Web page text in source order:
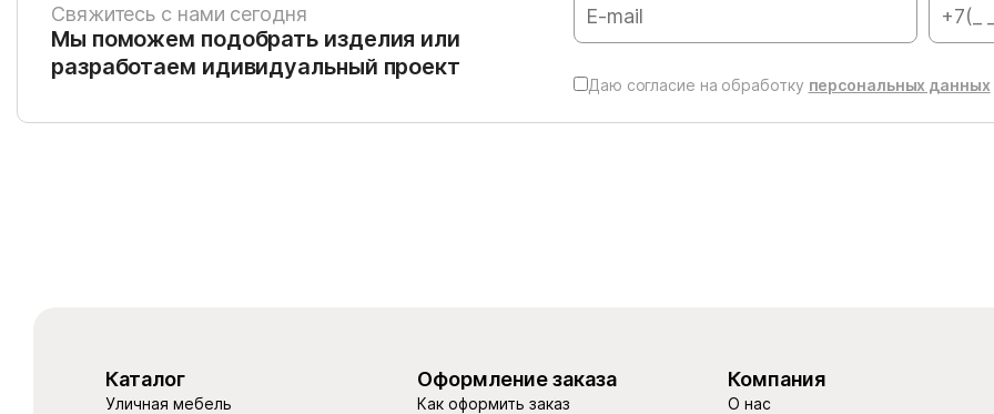
Свяжитесь с нами сегодня
Мы поможем подобрать изделия или
разработаем идивидуальный проект
Даю согласие на обработку персональных данных
Каталог
Уличная мебель
Оформление заказа
Как оформить заказ
Компания
О нас